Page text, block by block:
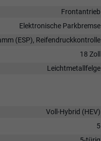
Frontantrieb
Elektronische Parkbremse
(ESP), Reifendruckkontrolle
18 Zoll
Leichtmetallfelge
Voll-Hybrid (HEV)
5